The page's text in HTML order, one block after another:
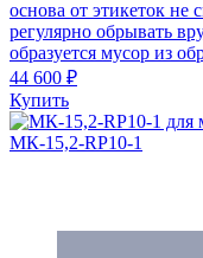
основа от этикеток не
регулярно обрывать
образуется мусор из
44 600 ₽
Купить
МК-15,2-RP10-1